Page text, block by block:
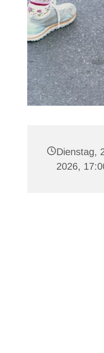
Dienstag,
2026,